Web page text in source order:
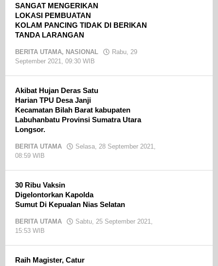
SANGAT MENGERIKAN
LOKASI PEMBUATAN
KOLAM PANCING TIDAK DI BERIKAN
TANDA LARANGAN
BERITA UTAMA, NASIONAL
Rabu, 29
September 2021, 09:30 WIB
Akibat Hujan Deras Satu
Harian TPU Desa Janji
Kecamatan Bilah Barat kabupaten
Labuhanbatu Provinsi Sumatra Utara
Longsor.
BERITA UTAMA
Selasa, 28 September 2021,
08:59 WIB
30 Ribu Vaksin
Digelontorkan Kapolda
Sumut Di Kepualan Nias Selatan
BERITA UTAMA
Sabtu, 25 September 2021,
15:53 WIB
Raih Magister, Catur